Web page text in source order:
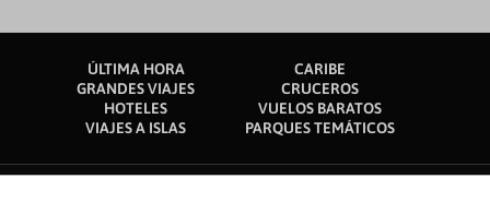
ÚLTIMA HORA
CARIBE
GRANDES VIAJES
CRUCEROS
HOTELES
VUELOS BARATOS
VIAJES A ISLAS
PARQUES TEMÁTICOS